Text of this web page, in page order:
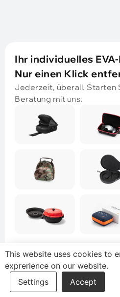
Name *
Ihr individuelles
Nur einen Klick
Jederzeit, überall. Starten
Beratung mit uns.
This website uses cookies to
exprerience on our website.